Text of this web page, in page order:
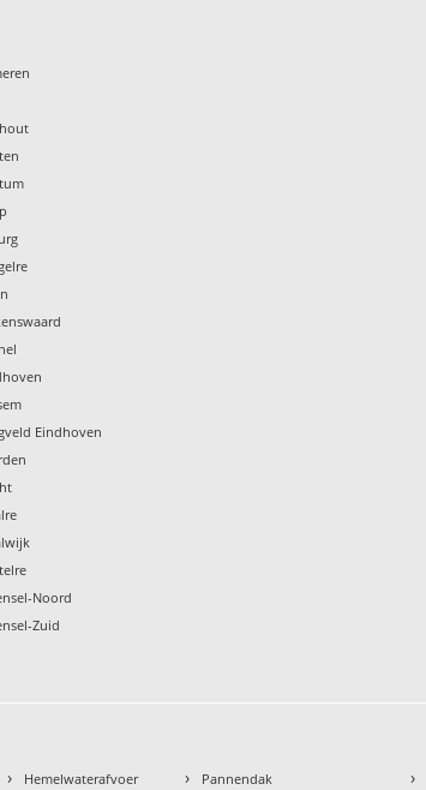
Eindhoven
Noord
Zuid
› Hemelwaterafvoer › Pannendak ›